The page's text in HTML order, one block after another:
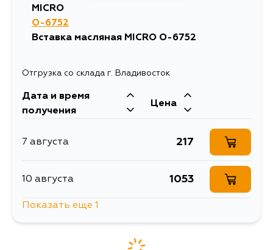
MICRO
O-6752
Вставка масляная MICRO O-6752
Отгрузка со склада г. Владивосток
Дата и время
получения
Цена
7 августа 217
10 августа 1053
Показать еще 1